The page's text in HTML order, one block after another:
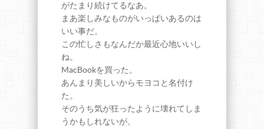
がたまり続けてるなあ。
まあ楽しみなものがいっぱいあるのは
いい事だ。
この忙しさもなんだか最近心地いいし
ね。
MacBookを買った。
あんまり美しいからモヨコと名付け
た。
そのうち気が狂ったように壊れてしま
うかもしれないが。